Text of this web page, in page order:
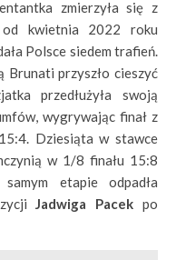
zmierzyła się z
kwietnia 2022 roku
Polsce siedem trafień.
Brunati przyszło cieszyć
przedłużyła swoją
wygrywając finał z
Dziesiąta w stawce
w 1/8 finału 15:8
etapie odpadła
Jadwiga Pacek po